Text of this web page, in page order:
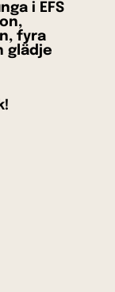
i EFS
fyra
glädje